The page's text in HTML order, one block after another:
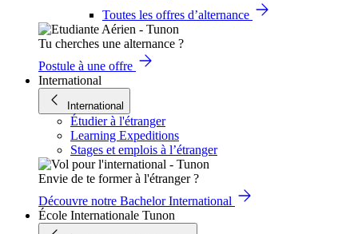
Toutes les offres d’alternance
Tu cherches une alternance ?
Postule à une offre
International
International
Étudier à l'étranger
Learning Expeditions
Stages et emplois à l’étranger
Envie de te former à l'étranger ?
Découvre notre Bachelor International
École Internationale Tunon